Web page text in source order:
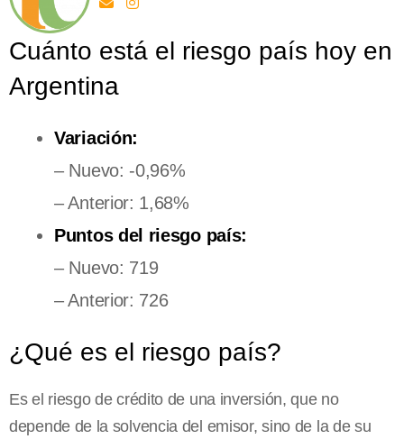
Cuánto está el riesgo país hoy en
Argentina
Variación:
– Nuevo: -0,96%
– Anterior: 1,68%
Puntos del riesgo país:
– Nuevo: 719
– Anterior: 726
¿Qué es el riesgo país?
Es el riesgo de crédito de una inversión, que no
depende de la solvencia del emisor, sino de la de su